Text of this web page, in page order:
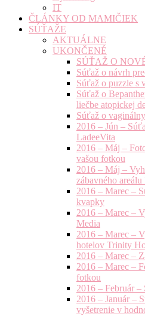
IT
ČLÁNKY OD MAMIČIEK
SÚŤAŽE
AKTUÁLNE
UKONČENÉ
SÚŤAŽ O
Súťaž o návrh
Súťaž o puzzle s
Súťaž o
liečbe atopickej
Súťaž o
2016 – Jún –
LadeeVita
2016 – Máj –
vašou fotkou
2016 – Máj –
zábavného
2016 – Marec –
kvapky
2016 – Marec –
Media
2016 – Marec –
hotelov Trinity
2016 – Marec –
2016 – Marec –
fotkou
2016 – Február
2016 – Január –
vyšetrenie v